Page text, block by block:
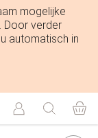
mogelijke
Door verder
automatisch in